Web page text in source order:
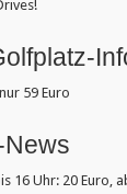
59 Euro
16 Uhr: 20 Euro,